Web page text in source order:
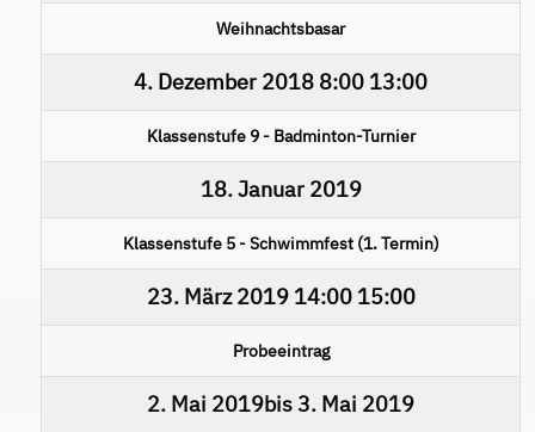
Weihnachtsbasar
4. Dezember 2018 8:00 13:00
Klassenstufe 9 - Badminton-Turnier
18. Januar 2019
Klassenstufe 5 - Schwimmfest (1. Termin)
23. März 201914:00 15:00
Probeeintrag
2. Mai 2019bis3. Mai 2019